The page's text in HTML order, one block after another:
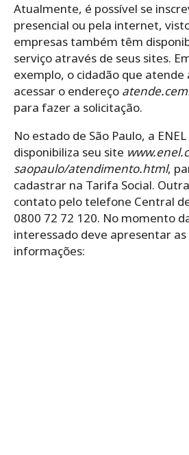
Atualmente, é possível se
presencial ou pela internet,
empresas também têm
serviço através de seus sites.
exemplo, o cidadão que atende
acessar o endereço
para fazer a solicitação.
No estado de São Paulo, a
disponibiliza seu site
saopaulo/atendimento.html,
cadastrar na Tarifa Social.
contato pelo telefone Central
0800 72 72 120. No momento
interessado deve apresentar
informações: